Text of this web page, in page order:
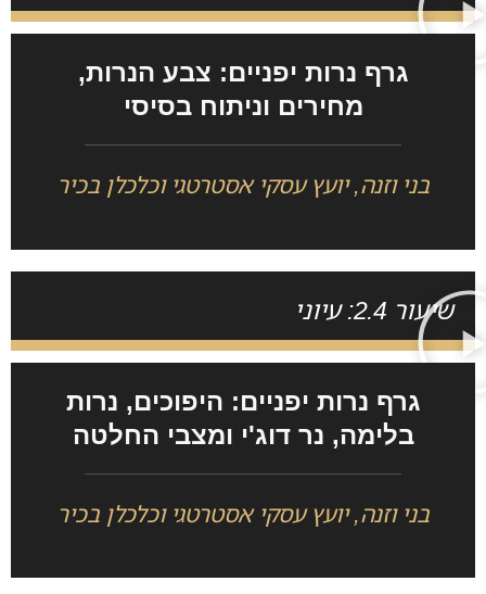
גרף נרות יפניים: צבע הנרות,
מחירים וניתוח בסיסי
בני וזנה, יועץ עסקי אסטרטגי וכלכלן בכיר
שיעור 2.4: עיוני
גרף נרות יפניים: היפוכים, נרות
בלימה, נר דוג'י ומצבי החלטה
בני וזנה, יועץ עסקי אסטרטגי וכלכלן בכיר